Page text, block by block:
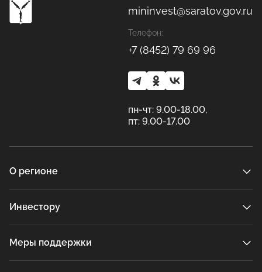
mininvest@saratov.gov.ru
Телефон:
+7 (8452) 79 69 96
пн-чт: 9.00-18.00,
пт: 9.00-17.00
О регионе
Инвестору
Меры поддержки